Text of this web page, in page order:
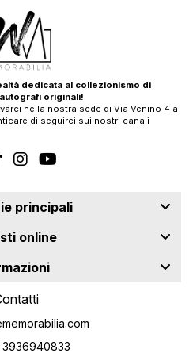
dedicata al collezionismo di
originali!
nella nostra sede di Via Venino 4 a
di seguirci sui nostri canali
principali
online
3936940833